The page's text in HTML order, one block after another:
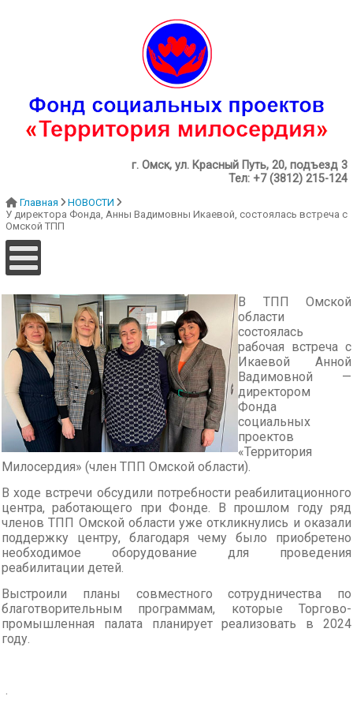
г. Омск, ул. Красный Путь, 20, подъезд 3
Тел: +7 (3812) 215-124
Главная
НОВОСТИ
У директора Фонда, Анны Вадимовны Икаевой, состоялась встреча с
Омской ТПП
В ТПП Омской
области
состоялась
рабочая встреча с
Икаевой Анной
Вадимовной —
директором
Фонда
социальных
проектов
«Территория
Милосердия» (член ТПП Омской области).
В ходе встречи обсудили потребности реабилитационного
центра, работающего при Фонде. В прошлом году ряд
членов ТПП Омской области уже откликнулись и оказали
поддержку центру, благодаря чему было приобретено
необходимое оборудование для проведения
реабилитации детей.
Выстроили планы совместного сотрудничества по
благотворительным программам, которые Торгово-
промышленная палата планирует реализовать в 2024
году.
.